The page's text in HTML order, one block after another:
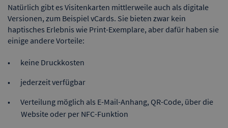
Natürlich gibt es Visitenkarten mittlerweile auch als digitale
Versionen, zum Beispiel vCards. Sie bieten zwar kein
haptisches Erlebnis wie Print-Exemplare, aber dafür haben sie
einige andere Vorteile:
keine Druckkosten
jederzeit verfügbar
Verteilung möglich als E-Mail-Anhang, QR-Code, über die
Website oder per NFC-Funktion